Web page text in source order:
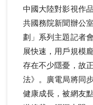
中國大陸對影視作
共國務院新聞辦公
劃」系列主題記者
展快速，用戶規模
存在不少隱憂，故
法》。廣電局將同
健康成長，被網友